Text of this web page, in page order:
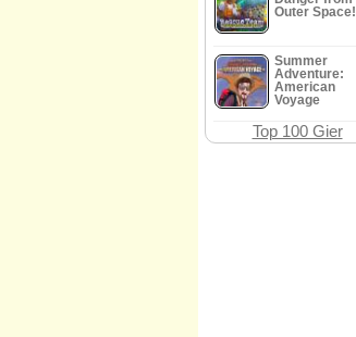
Outer Space!
Summer
Adventure:
American
Voyage
Top 100 Gier